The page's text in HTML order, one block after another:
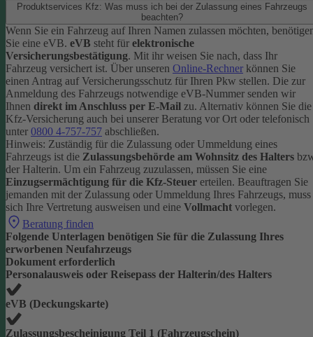
Produktservices Kfz: Was muss ich bei der Zulassung eines Fahrzeugs
beachten?
Wenn Sie ein Fahrzeug auf Ihren Namen zulassen möchten,
Sie eine eVB. eVB steht für elektronische
Versicherungsbestätigung. Mit ihr weisen Sie nach, dass Ihr
Fahrzeug versichert ist. Über unseren Online-Rechner können Sie
einen Antrag auf Versicherungsschutz für Ihren Pkw stellen. Die zur
Anmeldung des Fahrzeugs notwendige eVB-Nummer senden wir
Ihnen direkt im Anschluss per E-Mail zu. Alternativ können Sie die
Kfz-Versicherung auch bei unserer Beratung vor Ort oder telefonisch
unter 0800 4-757-757 abschließen.
Hinweis: Zuständig für die Zulassung oder Ummeldung eines
Fahrzeugs ist die Zulassungsbehörde am Wohnsitz des Halters
der Halterin. Um ein Fahrzeug zuzulassen, müssen Sie eine
Einzugsermächtigung für die Kfz-Steuer erteilen. Beauftragen Sie
jemanden mit der Zulassung oder Ummeldung Ihres Fahrzeugs, muss
sich Ihre Vertretung ausweisen und eine Vollmacht vorlegen.
Beratung finden
Folgende Unterlagen benötigen Sie für die Zulassung Ihres
erworbenen Neufahrzeugs
Dokument erforderlich
Personalausweis oder Reisepass der Halterin/des Halters
eVB (Deckungskarte)
Zulassungsbescheinigung Teil 1 (Fahrzeugschein)